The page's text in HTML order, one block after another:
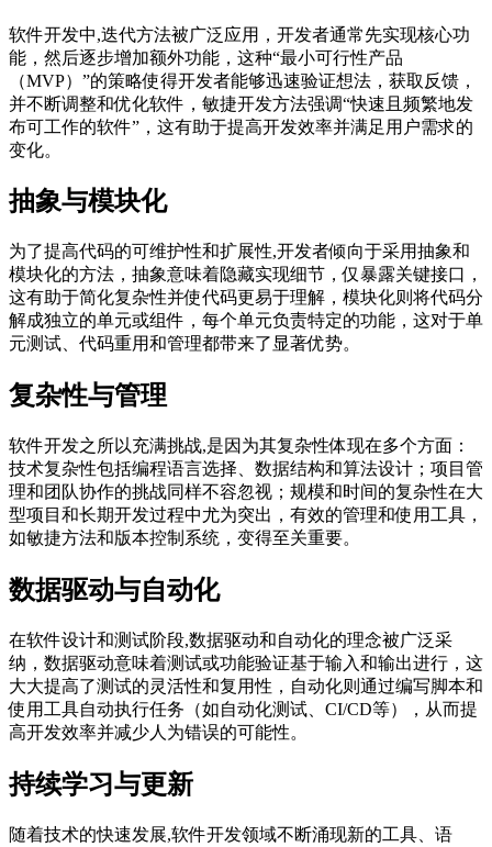
软件开发中,迭代方法被广泛应用，开发者通常先实现核心功
能，然后逐步增加额外功能，这种“最小可行性产品
（MVP）”的策略使得开发者能够迅速验证想法，获取反馈，
并不断调整和优化软件，敏捷开发方法强调“快速且频繁地发
布可工作的软件”，这有助于提高开发效率并满足用户需求的
变化。
抽象与模块化
为了提高代码的可维护性和扩展性,开发者倾向于采用抽象和
模块化的方法，抽象意味着隐藏实现细节，仅暴露关键接口，
这有助于简化复杂性并使代码更易于理解，模块化则将代码分
解成独立的单元或组件，每个单元负责特定的功能，这对于单
元测试、代码重用和管理都带来了显著优势。
复杂性与管理
软件开发之所以充满挑战,是因为其复杂性体现在多个方面：
技术复杂性包括编程语言选择、数据结构和算法设计；项目管
理和团队协作的挑战同样不容忽视；规模和时间的复杂性在大
型项目和长期开发过程中尤为突出，有效的管理和使用工具，
如敏捷方法和版本控制系统，变得至关重要。
数据驱动与自动化
在软件设计和测试阶段,数据驱动和自动化的理念被广泛采
纳，数据驱动意味着测试或功能验证基于输入和输出进行，这
大大提高了测试的灵活性和复用性，自动化则通过编写脚本和
使用工具自动执行任务（如自动化测试、CI/CD等），从而提
高开发效率并减少人为错误的可能性。
持续学习与更新
随着技术的快速发展,软件开发领域不断涌现新的工具、语